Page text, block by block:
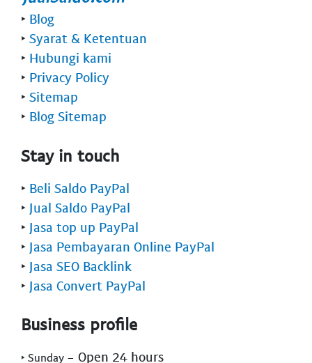
‣ Blog
‣ Syarat & Ketentuan
‣ Hubungi kami
‣ Privacy Policy
‣ Sitemap
‣ Blog Sitemap
Stay in touch
‣ Beli Saldo PayPal
‣ Jual Saldo PayPal
‣ Jasa top up PayPal
‣ Jasa Pembayaran Online PayPal
‣ Jasa SEO Backlink
‣ Jasa Convert PayPal
Business profile
‣ Sunday - Open 24 hours